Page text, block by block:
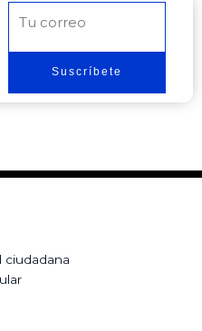
electrónico
Suscríbete
ciudadana